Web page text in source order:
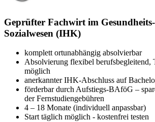
Geprüfter Fachwirt im
Sozialwesen (IHK)
komplett ortunabhängig absolvierbar
Absolvierung flexibel berufsbegleitend,
möglich
anerkannter IHK-Abschluss auf
förderbar durch Aufstiegs-BAföG –
der Fernstudiengebühren
4 – 18 Monate (individuell anpassbar)
Start täglich möglich - kostenfrei testen